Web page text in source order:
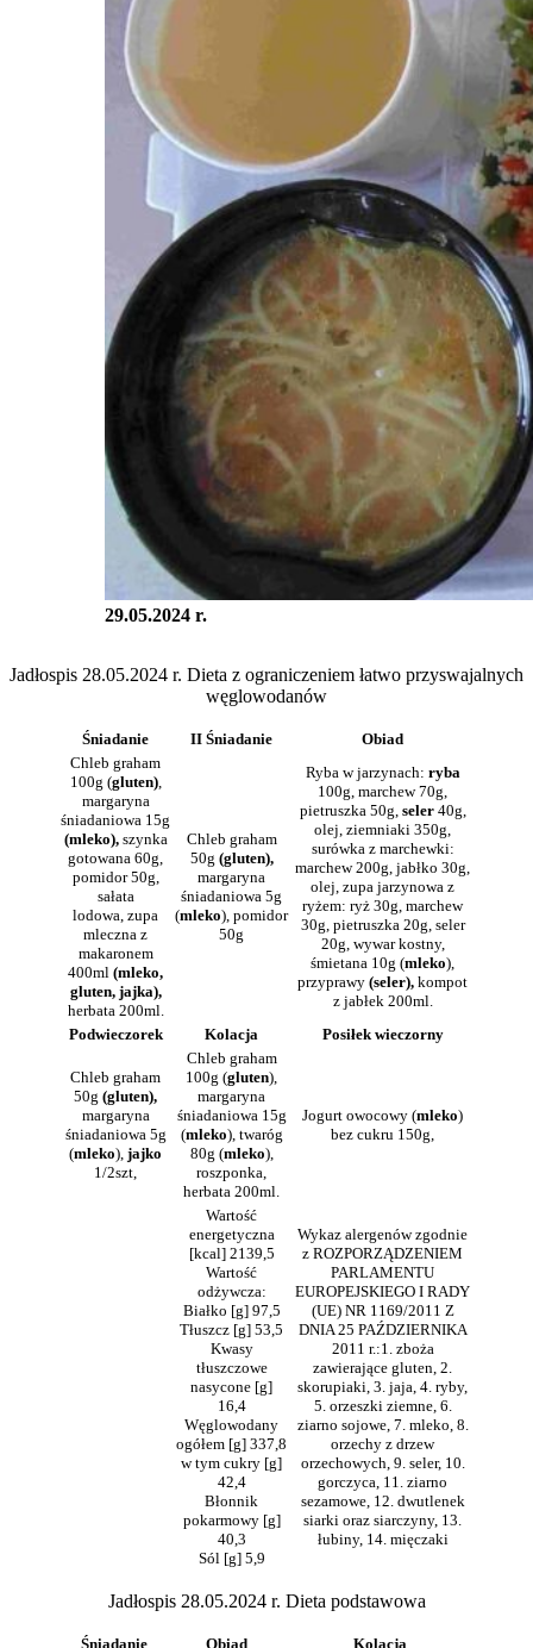
29.05.2024 r.
Jadłospis 28.05.2024 r. Dieta z ograniczeniem łatwo przyswajalnych
węglowodanów
Śniadanie II Śniadanie
Obiad
Chleb graham
100g (gluten),
margaryna
śniadaniowa 15g
(mleko),szynka
gotowana 60g,
pomidor 50g,
sałata
lodowa, zupa
mleczna z
makaronem
400ml (mleko,
gluten, jajka),
herbata 200ml.
Chleb graham
50g (gluten),
margaryna
śniadaniowa 5g
(mleko), pomidor
50g
Ryba w jarzynach: ryba
100g, marchew 70g,
pietruszka 50g, seler40g,
olej, ziemniaki 350g,
surówka z marchewki:
marchew 200g, jabłko 30g,
olej, zupa jarzynowa z
ryżem: ryż 30g, marchew
30g, pietruszka 20g, seler
20g, wywar kostny,
śmietana 10g (mleko),
przyprawy (seler), kompot
z jabłek 200ml.
Podwieczorek
Kolacja Posiłek wieczorny
Chleb graham
50g (gluten),
margaryna
śniadaniowa 5g
(mleko), jajko
1/2szt,
Chleb graham
100g (gluten),
margaryna
śniadaniowa 15g
(mleko), twaróg
80g (mleko),
roszponka,
herbata 200ml.
Jogurt owocowy (mleko)
bez cukru 150g,
Wartość
energetyczna
[kcal] 2139,5
Wartość
odżywcza:
Białko [g] 97,5
Tłuszcz [g] 53,5
Kwasy
tłuszczowe
nasycone [g]
16,4
Węglowodany
ogółem [g] 337,8
w tym cukry [g]
42,4
Błonnik
pokarmowy [g]
40,3
Sól [g] 5,9
Wykaz alergenów zgodnie
z ROZPORZĄDZENIEM
PARLAMENTU
EUROPEJSKIEGO I RADY
(UE) NR 1169/2011 Z
DNIA 25 PAŹDZIERNIKA
2011 r.:1. zboża
zawierające gluten, 2.
skorupiaki, 3. jaja, 4. ryby,
5. orzeszki ziemne, 6.
ziarno sojowe, 7. mleko, 8.
orzechy z drzew
orzechowych, 9. seler, 10.
gorczyca, 11. ziarno
sezamowe, 12. dwutlenek
siarki oraz siarczyny, 13.
łubiny, 14. mięczaki
Jadłospis 28.05.2024 r. Dieta podstawowa
Śniadanie Obiad
Kolacja